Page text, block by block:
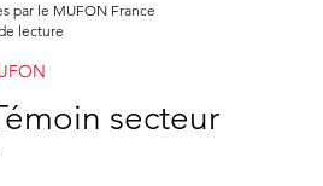
secteur
par le MUFON France
lecture